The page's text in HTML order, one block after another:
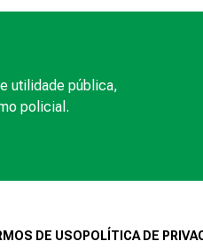
utilidade pública,
policial.
DE USO POLÍTICA DE